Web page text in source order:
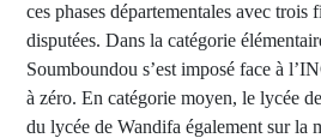
ces phases départementales avec trois
disputées. Dans la catégorie
Soumboundou s’est imposé face à
à zéro. En catégorie moyen, le lycée
du lycée de Wandifa également sur la